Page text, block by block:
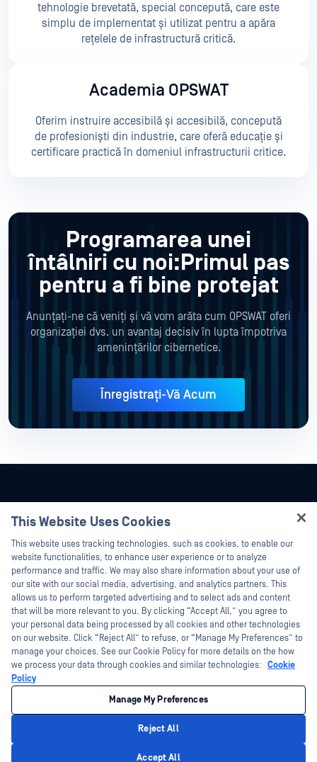
tehnologie brevetată, special concepută, care este
simplu de implementat și utilizat pentru a apăra
rețelele de infrastructură critică.
Academia OPSWAT
Oferim instruire accesibilă și accesibilă, concepută
de profesioniști din industrie, care oferă educație și
certificare practică în domeniul infrastructurii critice.
Programarea unei
întâlniri cu noi:Primul pas
pentru a fi bine protejat
Anunțați-ne că veniți și vă vom arăta cum OPSWAT oferi
organizației dvs. un avantaj decisiv în lupta împotriva
amenințărilor cibernetice.
Înregistrați-Vă Acum
©2026 OPSWAT . Toate drepturile rezervate. OPSWAT, MetaDefender, Metascan,
MetaAccess, OPSWAT , Trust no File. Trust No Device., OPSWAT , Protecting the
World's Critical Infrastructure, Deep CDR™ Technology, InQuest, logo-ul InQuest,
DFI, RetroHunt, Deep File Inspection și Join the Hunt sunt mărci comerciale ale
OPSWAT . Mărcile comerciale ale terților sunt proprietatea deținătorilor respectivi.
Politica de confidențialitate
Opțiunile dumneavoastră de
This Website Uses Cookies
This website uses tracking technologies, such as cookies, to enable our
website functionalities, to enhance user experience or to analyze
performance and traffic. We may also share information about your use of
our site with our social media, advertising, and analytics partners. This
allows us to perform targeted advertising and to select ads and content
that will be more relevant to you. By clicking “Accept All,” you agree to
your personal data being processed by all cookies and other technologies
on our website. Click “Reject All” to refuse, or “Manage My Preferences” to
manage your choices. See our Cookie Policy for more details on the how
we process your data through cookies and similar technologies: Cookie
Policy
Manage My Preferences
Reject All
Accept All
Hey there!
I'm Ozzy, your OPSWAT virtual assistant.
How can I help you secure what's critical
today?